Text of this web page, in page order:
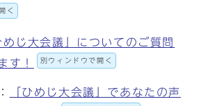
く
めじ大会議」についてのご質問
す！
別ウィンドウで開く
「ひめじ大会議」であなたの声